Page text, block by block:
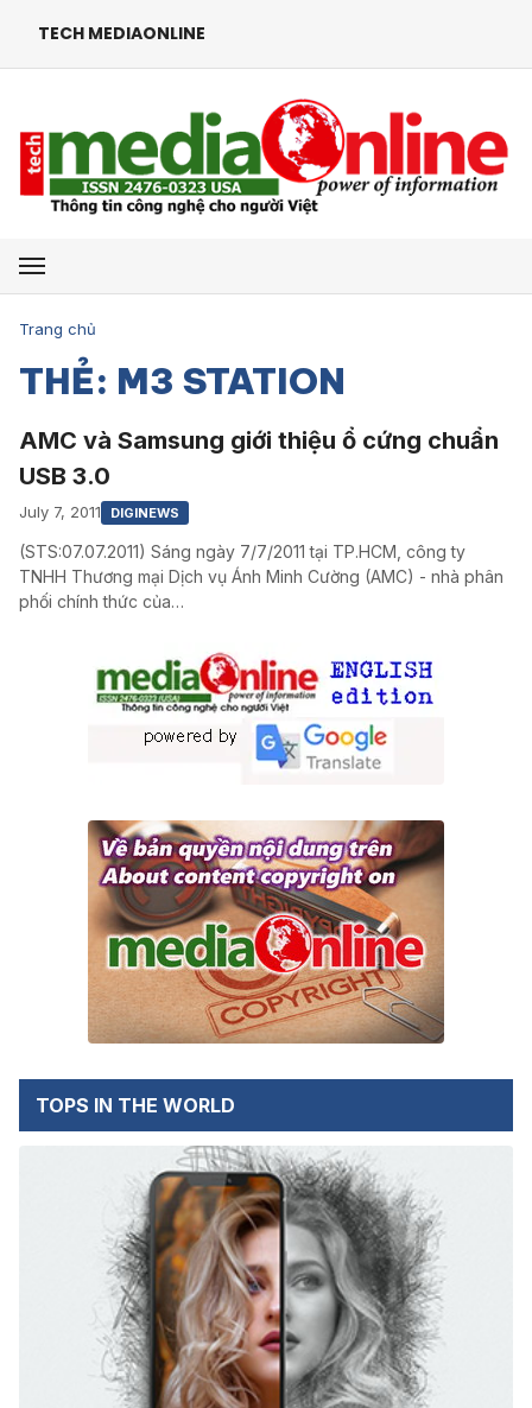
TECH MEDIAONLINE
Mở menu
Trang chủ
THẺ: M3 STATION
AMC và Samsung giới thiệu ổ cứng chuẩn
USB 3.0
July 7, 2011 DIGINEWS
(STS:07.07.2011) Sáng ngày 7/7/2011 tại TP.HCM, công ty
TNHH Thương mại Dịch vụ Ánh Minh Cường (AMC) - nhà phân
phối chính thức của…
TOPS IN THE WORLD